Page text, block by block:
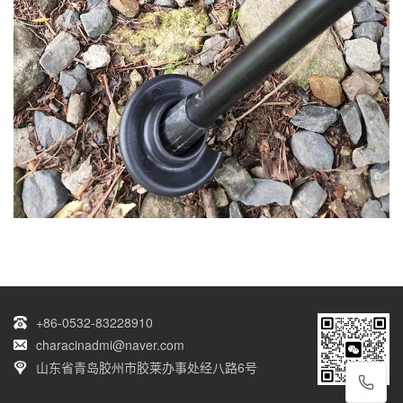
+86-0532-83228910
characinadmi@naver.com
山东省青岛胶州市胶莱办事处经八路6号